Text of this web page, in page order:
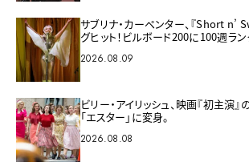
サブリナ・カーペンター、『Short n’
グヒット！ビルボード200に100週ラ
2026.08.09
ビリー・アイリッシュ、映画『初主演
「エスター」に変身。
2026.08.08